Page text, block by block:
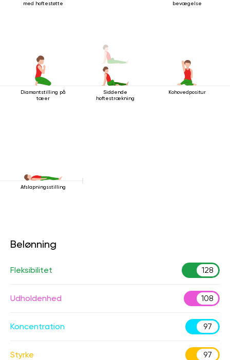
med hoftestøtte bevægelse
Diamantstilling på
tæer
Siddende
hoftestrækning
Kohovedpositur
Afslapningsstilling
Belønning
Fleksibilitet 128
Udholdenhed 108
Koncentration 97
Styrke 97